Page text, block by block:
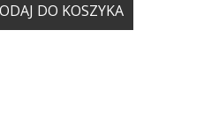
DO KOSZYKA